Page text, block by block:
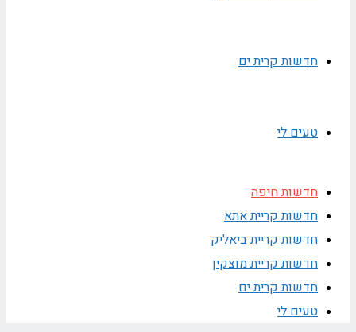
חדשות קרית ים
טעים לי
חדשות חיפה
חדשות קריית אתא
חדשות קריית ביאליק
חדשות קריית מוצקין
חדשות קרית ים
טעים לי